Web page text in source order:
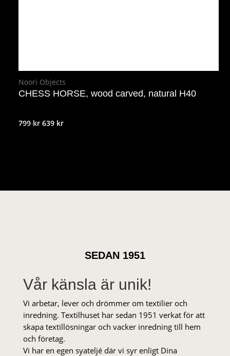
Noori Objects
CHESS HORSE, wood carved, natural H40
799krDet
639 krDet
SEDAN 1951
Vår känsla är unik!
Vi arbetar, lever och drömmer om textilier och
inredning. Textilhuset har sedan 1951 verkat för att
skapa textillösningar och vacker inredning till hem
och företag.
Vi har en egen syateljé där vi syr enligt Dina